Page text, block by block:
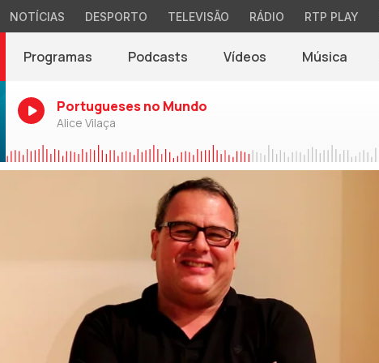
NOTÍCIAS DESPORTO TELEVISÃO RÁDIO RTP PLAY
Programas Podcasts Vídeos Música
Portugueses no Mundo
Alice Vilaça